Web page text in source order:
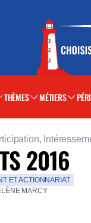
THÈMES MÉTIERS
2016
ET ACTIONNARIAT
MARCY
fenêtre)fenêtre)
(nouvelle fenêtre)
(nouvelle fenêtre)